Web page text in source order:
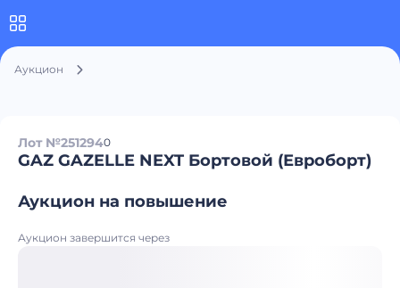
Аукцион
Лот №2512940
GAZ GAZELLE NEXT Бортовой (Евроборт)
Аукцион на повышение
Аукцион завершится через